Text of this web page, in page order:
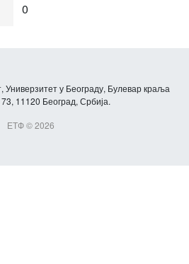
0
Универзитет у Београду, Булевар краља
11120 Београд, Србија.
ЕТФ © 2026